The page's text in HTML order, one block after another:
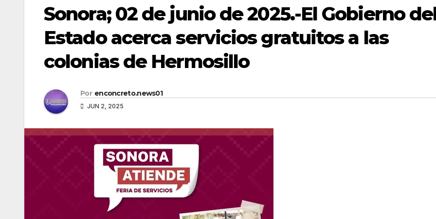
Sonora; 02 de junio de 2025.-El Gobierno
Estado acerca servicios gratuitos a las
colonias de Hermosillo
Por enconcreto.news01
JUN 2, 2025